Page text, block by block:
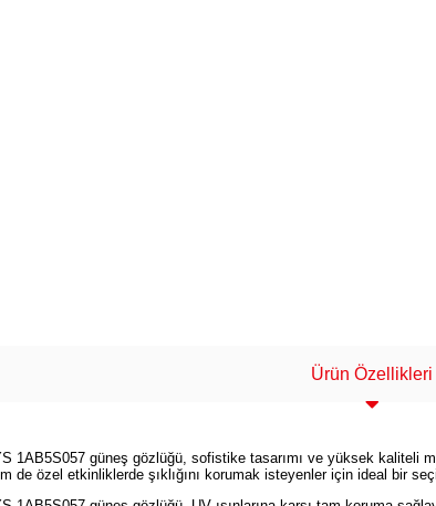
Ürün Özellikleri
1AB5S057 güneş gözlüğü, sofistike tasarımı ve yüksek kaliteli
de özel etkinliklerde şıklığını korumak isteyenler için ideal bir